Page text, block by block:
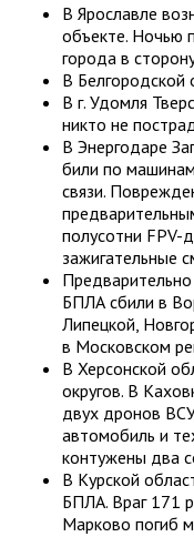
В Ярославле
объекте. Ночью
города в
В Белгородской
В г. Удомля
никто не
В Энергодаре
били по
связи.
полусотни FPV-
зажигательные
БПЛА сбили в
Липецкой,
в Московском
В Херсонской
округов. В
двух дронов
автомобиль и
контужены два
В Курской
БПЛА. Враг 171
Марково погиб